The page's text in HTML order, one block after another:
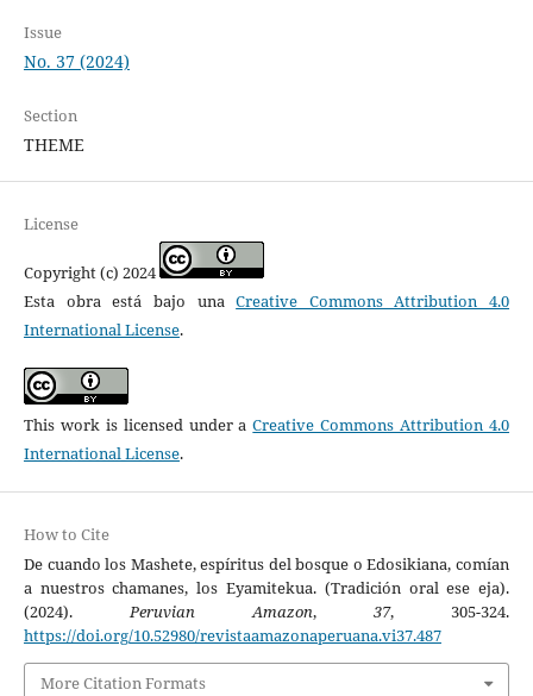
Issue
No. 37 (2024)
Section
THEME
License
Copyright (c) 2024
Esta obra está bajo unaCreative Commons Attribution 4.0
International License.
This work is licensed under aCreative Commons Attribution 4.0
International License.
How to Cite
De cuando los Mashete, espíritus del bosque o Edosikiana, comían
a nuestros chamanes, los Eyamitekua. (Tradición oral ese eja).
(2024).Peruvian Amazon,37, 305-324.
https://doi.org/10.52980/revistaamazonaperuana.vi37.487
More Citation Formats